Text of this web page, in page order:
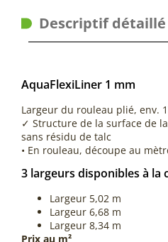
Descriptif détaillé
AquaFlexiLiner 1 mm
Largeur du rouleau plié, env.
✓ Structure de la surface de
sans résidu de talc
• En rouleau, découpe au
3 largeurs disponibles à la
Largeur 5,02 m
Largeur 6,68 m
Largeur 8,34 m
Prix au m²